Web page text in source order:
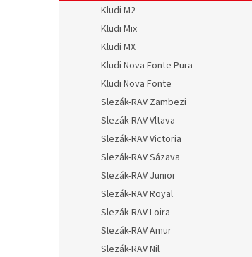
Kludi M2
Kludi Mix
Kludi MX
Kludi Nova Fonte Pura
Kludi Nova Fonte
Slezák-RAV Zambezi
Slezák-RAV Vltava
Slezák-RAV Victoria
Slezák-RAV Sázava
Slezák-RAV Junior
Slezák-RAV Royal
Slezák-RAV Loira
Slezák-RAV Amur
Slezák-RAV Nil